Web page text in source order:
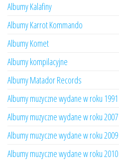
Albumy Kalafiny
Albumy Karrot Kommando
Albumy Komet
Albumy kompilacyjne
Albumy Matador Records
Albumy muzyczne wydane w roku 1991
Albumy muzyczne wydane w roku 2007
Albumy muzyczne wydane w roku 2009
Albumy muzyczne wydane w roku 2010